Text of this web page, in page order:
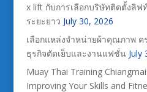
x lift กับการเลือกบริษัทติดตั้งลิฟ
ระยะยาว July 30, 2026
เลือกแหล่งจำหน่ายผ้าคุณภาพ ค
ธุรกิจตัดเย็บและงานแฟชั่น July
Muay Thai Training
Improving Your Skills and